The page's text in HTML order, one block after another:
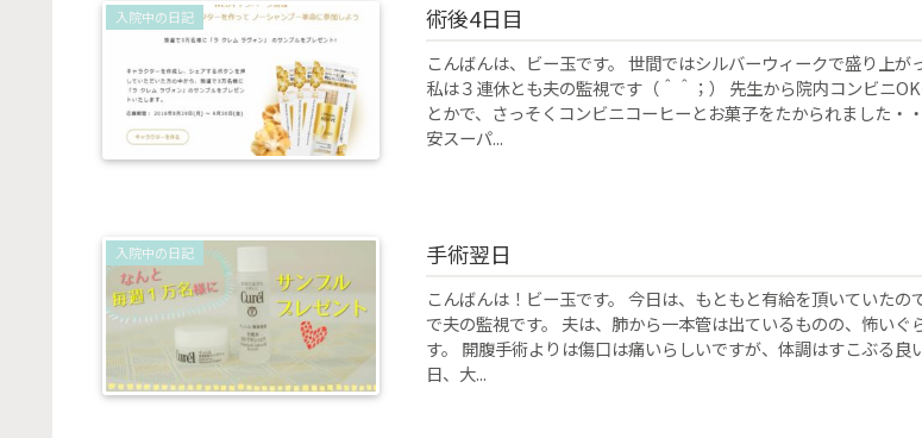
入院中の日記 術後4日目
こんばんは、ビー玉です。 世間ではシルバーウィークで盛り上が
私は３連休とも夫の監視です（＾＾；） 先生から院内コンビニ
とかで、さっそくコンビニコーヒーとお菓子をたかられました・
安スーパ...
入院中の日記 手術翌日
こんばんは！ビー玉です。 今日は、もともと有給を頂いていたの
で夫の監視です。 夫は、肺から一本管は出ているものの、怖いぐ
す。 開腹手術よりは傷口は痛いらしいですが、体調はすこぶる良
日、大...